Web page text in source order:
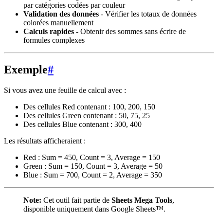
par catégories codées par couleur
Validation des données - Vérifier les totaux de données
colorées manuellement
Calculs rapides - Obtenir des sommes sans écrire de
formules complexes
Exemple#
Si vous avez une feuille de calcul avec :
Des cellules Red contenant : 100, 200, 150
Des cellules Green contenant : 50, 75, 25
Des cellules Blue contenant : 300, 400
Les résultats afficheraient :
Red : Sum = 450, Count = 3, Average = 150
Green : Sum = 150, Count = 3, Average = 50
Blue : Sum = 700, Count = 2, Average = 350
Note: Cet outil fait partie de Sheets Mega Tools,
disponible uniquement dans Google Sheets™.